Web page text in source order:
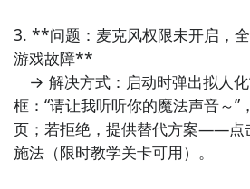
0
3. **问题：麦克风权限未开启，
游戏故障**
→ 解决方式：启动时弹出拟人化
框：“请让我听听你的魔法声音～”
页；若拒绝，提供替代方案——点
施法（限时教学关卡可用）。